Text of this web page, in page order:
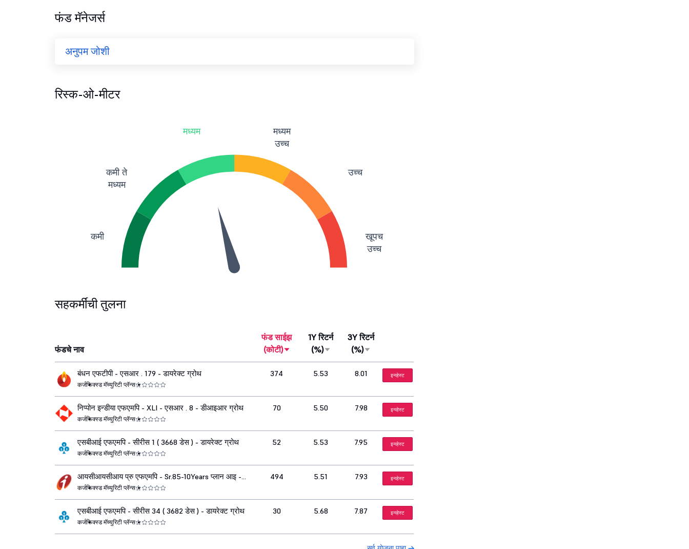
फंड मॅनेजर्स
अनुपम जोशी
रिस्क-ओ-मीटर
कमी
कमी ते
मध्यम
मध्यम
मध्यम
उच्च
उच्च
खूपच
उच्च
सहकर्मींची तुलना
फंडचे नाव
फंड साईझ
(कोटी)
1Y रिटर्न
(%)
3Y रिटर्न
(%)
बंधन एफटीपी - एसआर . 179 - डायरेक्ट ग्रोथ
कर्जफिक्स्ड मॅच्युरिटी प्लॅन्स
374 5.53 8.01 इन्व्हेस्ट
निप्पोन इन्डीया एफएमपि - XLI - एसआर . 8 - डीआइआर ग्रोथ
कर्जफिक्स्ड मॅच्युरिटी प्लॅन्स
70 5.50 7.98 इन्व्हेस्ट
एसबीआई एफएमपि - सीरीस 1 ( 3668 डेस ) - डायरेक्ट ग्रोथ
कर्जफिक्स्ड मॅच्युरिटी प्लॅन्स
52 5.53 7.95 इन्व्हेस्ट
आयसीआयसीआय प्रु एफएमपि - Sr.85-10Years प्लान आइ -
डीआइआर ग्रोथ
कर्जफिक्स्ड मॅच्युरिटी प्लॅन्स
494 5.51 7.93 इन्व्हेस्ट
एसबीआई एफएमपि - सीरीस 34 ( 3682 डेस ) - डायरेक्ट ग्रोथ
कर्जफिक्स्ड मॅच्युरिटी प्लॅन्स
30 5.68 7.87 इन्व्हेस्ट